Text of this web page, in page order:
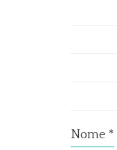
Nome *